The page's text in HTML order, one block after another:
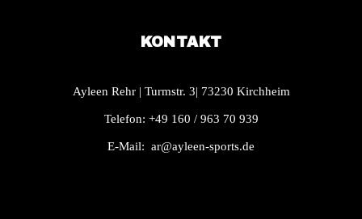
KONTAKT
Ayleen Rehr | Turmstr. 3| 73230 Kirchheim
Telefon: +49 160 / 963 70 939
E-Mail: ar@ayleen-sports.de